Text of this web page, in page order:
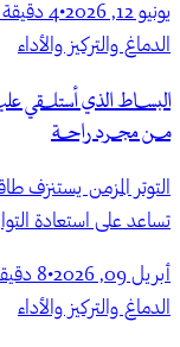
يونيو 12, 2026 •
4 دقيقة
الدماغ والتركيز والأداء
البساط الذي أستلقي
من مجرد راحة
تساعد على استعادة
أبريل 09, 2026 •
8
الدماغ والتركيز والأداء